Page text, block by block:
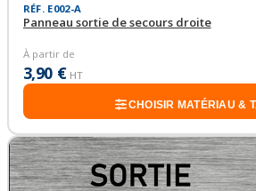
RÉF. E002-A
Panneau sortie de secours droite
À partir de
3,90 € HT
CHOISIR MATÉRIAU &